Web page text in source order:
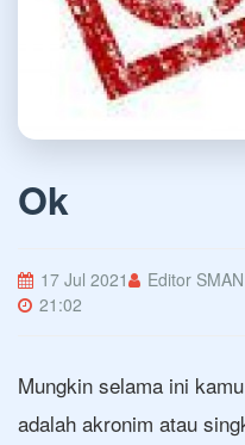
Ok
17 Jul 2021 Editor
21:02
Mungkin selama ini
adalah akronim atau